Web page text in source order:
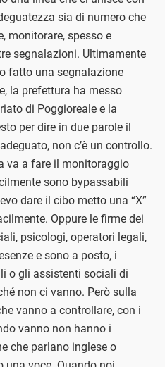
sia di numero che
monitorare, spesso e
segnalazioni. Ultimamente
fatto una segnalazione
la prefettura ha messo
di Poggioreale e la
per dire in due parole il
non c’è un controllo.
va a fare il monitoraggio
sono bypassabili
dare il cibo metto una “X”
Oppure le firme dei
psicologi, operatori legali,
e sono a posto, i
o gli assistenti sociali di
non ci vanno. Però sulla
vanno a controllare, con i
vanno non hanno i
che parlano inglese o